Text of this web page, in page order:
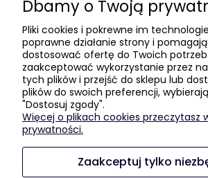
Czas i koszty dostawy
Czas realizacji zamówienia
Informacje
Blog
Polityka prywatności
GDZIE KUPIĆ?
Dbamy o Twoją
Pliki cookies i pokrewne im
poprawne działanie strony i
dostosować ofertę do Twoich
zaakceptować wykorzystanie przez
tych plików i przejść do sklepu lub
plików do swoich preferencji,
"Dostosuj zgody".
Więcej o plikach cookies przeczytasz
prywatności.
Zaakceptuj tylko